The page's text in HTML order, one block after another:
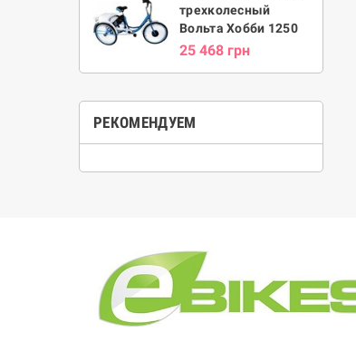
трехколесный
Вольта Хобби 1250
25 468 грн
РЕКОМЕНДУЕМ